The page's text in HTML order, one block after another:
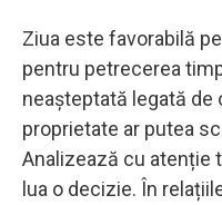
Ziua este favorabilă
pentru petrecerea
neașteptată legată de
proprietate ar putea
Analizează cu atenție
lua o decizie. În